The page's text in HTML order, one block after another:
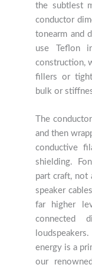
the subtlest
conductor
tonearm and
use Teflon
construction,
fillers or
bulk or
The
and then
conductive
shielding.
part craft,
speaker
far higher
energy is a
our